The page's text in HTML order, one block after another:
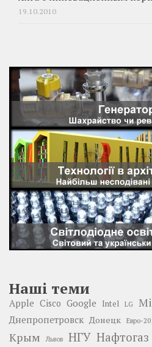
19.10.2010
Наші теми
Apple Cisco Google Intel LG
Днепропетровск Донецк Евро-
Крым Львов НГУ Нафтогаз